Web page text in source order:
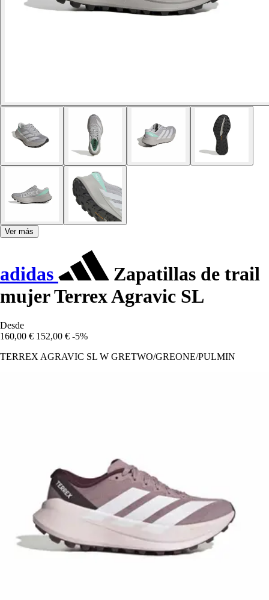
Ver más
adidas
Zapatillas de trail
mujer Terrex Agravic SL
Desde
160,00 € 152,00 € -5%
TERREX AGRAVIC SL W GRETWO/GREONE/PULMIN